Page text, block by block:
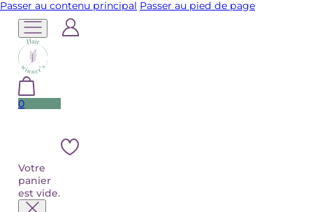
Passer au contenu principal Passer au pied de page
0
Votre
panier
est vide.